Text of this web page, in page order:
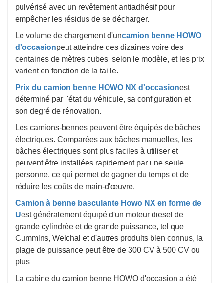
pulvérisé avec un revêtement antiadhésif pour
empêcher les résidus de se décharger.
Le volume de chargement d'uncamion benne HOWO
d'occasionpeut atteindre des dizaines voire des
centaines de mètres cubes, selon le modèle, et les prix
varient en fonction de la taille.
Prix ​​du camion benne HOWO NX d'occasionest
déterminé par l'état du véhicule, sa configuration et
son degré de rénovation.
Les camions-bennes peuvent être équipés de bâches
électriques. Comparées aux bâches manuelles, les
bâches électriques sont plus faciles à utiliser et
peuvent être installées rapidement par une seule
personne, ce qui permet de gagner du temps et de
réduire les coûts de main-d'œuvre.
Camion à benne basculante Howo NX en forme de
Uest généralement équipé d'un moteur diesel de
grande cylindrée et de grande puissance, tel que
Cummins, Weichai et d'autres produits bien connus, la
plage de puissance peut être de 300 CV à 500 CV ou
plus
La cabine du camion benne HOWO d'occasion a été